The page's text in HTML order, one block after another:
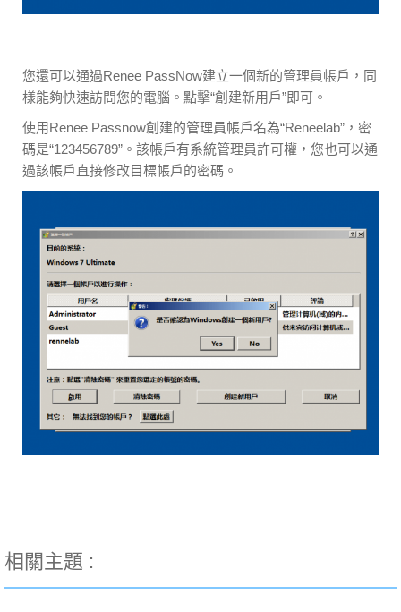
您還可以通過Renee PassNow建立一個新的管理員帳戶，同
樣能夠快速訪問您的電腦。點擊“創建新用戶”即可。
使用Renee Passnow創建的管理員帳戶名為“Reneelab”，密
碼是“123456789”。該帳戶有系統管理員許可權，您也可以通
過該帳戶直接修改目標帳戶的密碼。
相關主題 :